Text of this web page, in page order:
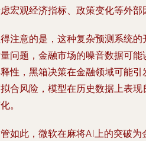
宏观经济指标、政策变化等外部
注意的是，这种复杂预测系统
问题，金融市场的噪音数据可
性，黑箱决策在金融领域可能
合风险，模型在历史数据上表
。
如此，微软在麻将AI上的突破为